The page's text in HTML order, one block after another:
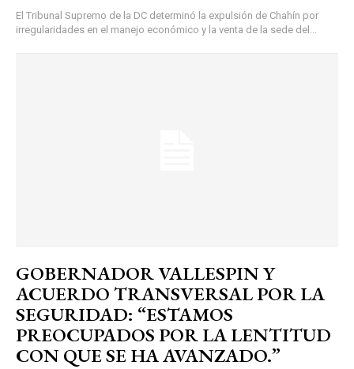
El Tribunal Supremo de la DC determinó la expulsión de Chahín por
irregularidades en el manejo económico y la venta de la sede del...
GOBERNADOR VALLESPIN Y
ACUERDO TRANSVERSAL POR LA
SEGURIDAD: “ESTAMOS
PREOCUPADOS POR LA LENTITUD
CON QUE SE HA AVANZADO.”